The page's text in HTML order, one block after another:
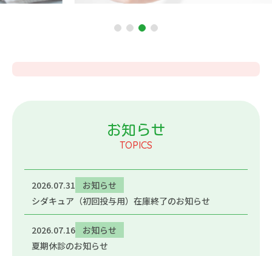
1 2 3 4
お知らせ
TOPICS
2026.07.31
お知らせ
シダキュア（初回投与用）在庫終了のお知らせ
2026.07.16
お知らせ
夏期休診のお知らせ